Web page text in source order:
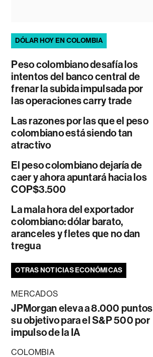
DÓLAR HOY EN COLOMBIA
Peso colombiano desafía los
intentos del banco central de
frenar la subida impulsada por
las operaciones carry trade
Las razones por las que el peso
colombiano está siendo tan
atractivo
El peso colombiano dejaría de
caer y ahora apuntará hacia los
COP$3.500
La mala hora del exportador
colombiano: dólar barato,
aranceles y fletes que no dan
tregua
OTRAS NOTICIAS ECONÓMICAS
MERCADOS
JPMorgan eleva a 8.000 puntos
su objetivo para el S&P 500 por
impulso de la IA
COLOMBIA